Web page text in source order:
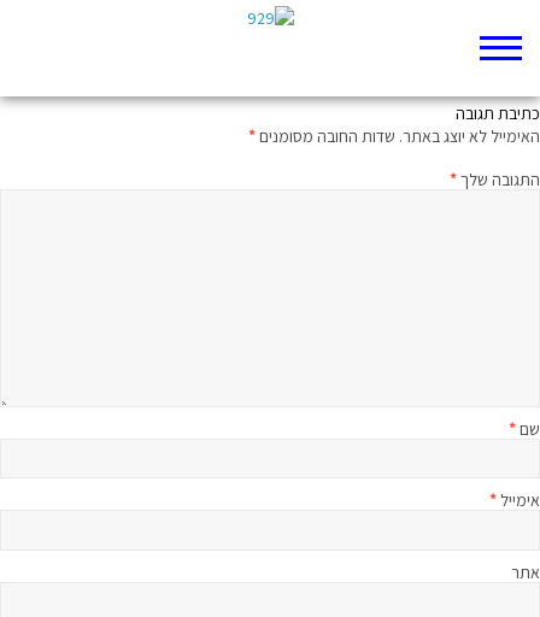
ללהוב כעולה על-גבי המזבח או דווקא לא?
כתיבת תגובה
האימייל לא יוצג באתר. שדות החובה מסומנים*
התגובה שלך*
שם*
אימייל *
אתר